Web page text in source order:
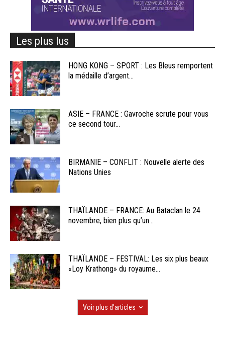
Les plus lus
HONG KONG – SPORT : Les Bleus remportent
la médaille d’argent...
ASIE – FRANCE : Gavroche scrute pour vous
ce second tour...
BIRMANIE – CONFLIT : Nouvelle alerte des
Nations Unies
THAÏLANDE – FRANCE: Au Bataclan le 24
novembre, bien plus qu’un...
THAÏLANDE – FESTIVAL: Les six plus beaux
«Loy Krathong» du royaume...
Voir plus d'articles